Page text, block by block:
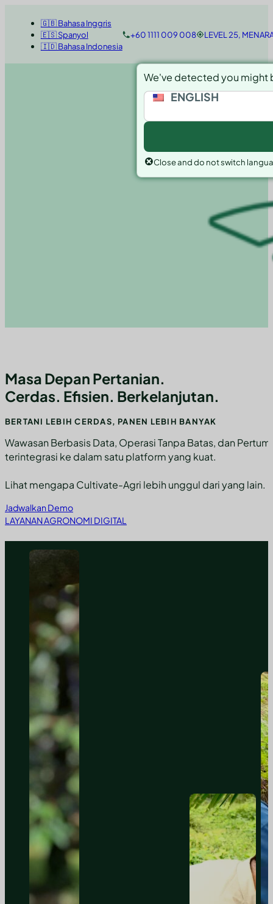
🇬🇧 Bahasa Inggris
🇪🇸 Spanyol
🇮🇩 Bahasa Indonesia
+60 1111 009 008 LEVEL 25,
Masa Depan Pertanian.
Cerdas. Efisien. Berkelanjutan.
BERTANI LEBIH CERDAS, PANEN LEBIH BANYAK
Wawasan Berbasis Data, Operasi Tanpa Batas, dan
terintegrasi ke dalam satu platform yang kuat.
Lihat mengapa Cultivate-Agri lebih unggul dari yang lain.
Jadwalkan Demo
LAYANAN AGRONOMI DIGITAL
We've detected you might
ENGLISH
Close and do not switch